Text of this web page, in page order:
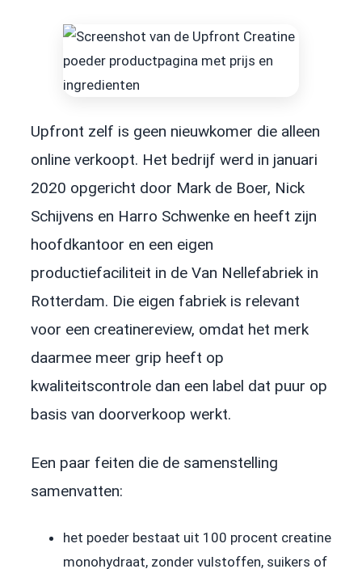
Upfront zelf is geen nieuwkomer die alleen
online verkoopt. Het bedrijf werd in januari
2020 opgericht door Mark de Boer, Nick
Schijvens en Harro Schwenke en heeft zijn
hoofdkantoor en een eigen
productiefaciliteit in de Van Nellefabriek in
Rotterdam. Die eigen fabriek is relevant
voor een creatinereview, omdat het merk
daarmee meer grip heeft op
kwaliteitscontrole dan een label dat puur op
basis van doorverkoop werkt.
Een paar feiten die de samenstelling
samenvatten:
het poeder bestaat uit 100 procent creatine
monohydraat, zonder vulstoffen, suikers of